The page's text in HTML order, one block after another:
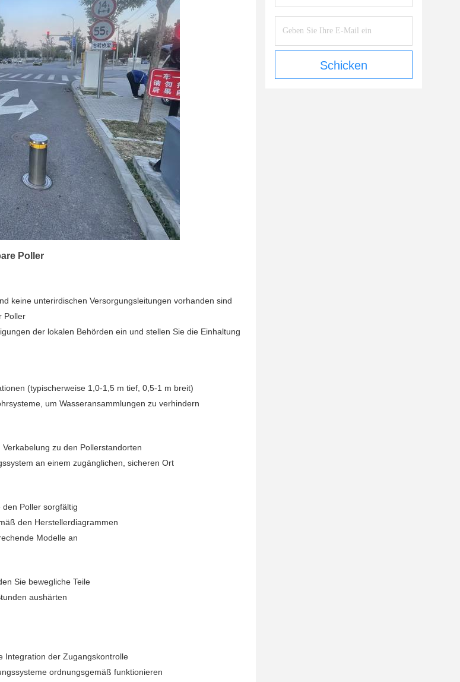
Poller
keine unterirdischen Versorgungsleitungen vorhanden sind
Poller
der lokalen Behörden ein und stellen Sie die Einhaltung
(typischerweise 1,0-1,5 m tief, 0,5-1 m breit)
um Wasseransammlungen zu verhindern
zu den Pollerstandorten
an einem zugänglichen, sicheren Ort
Poller sorgfältig
den Herstellerdiagrammen
Modelle an
Sie bewegliche Teile
aushärten
Integration der Zugangskontrolle
ordnungsgemäß funktionieren
Schicken